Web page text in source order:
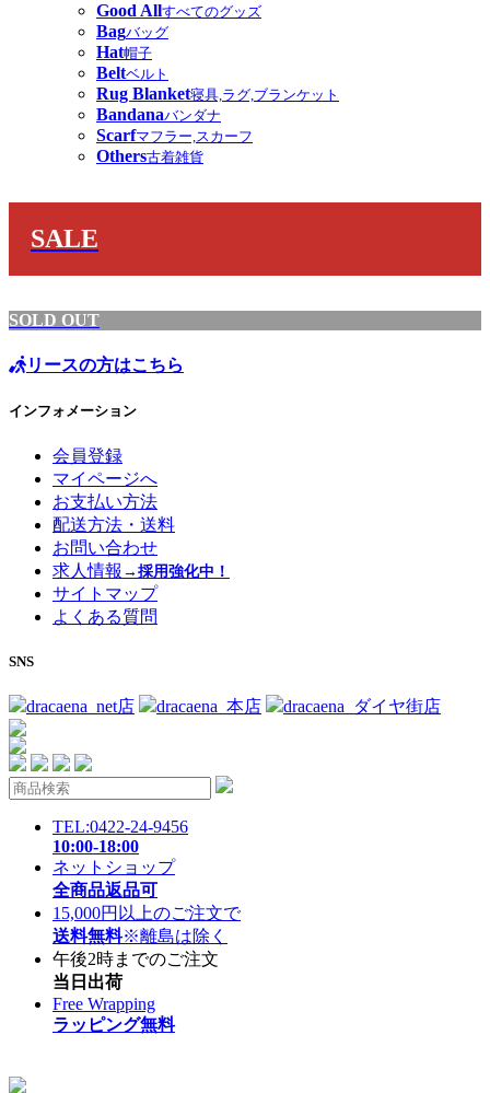
Good Allすべてのグッズ
Bagバッグ
Hat帽子
Beltベルト
Rug Blanket寝具,ラグ,ブランケット
Bandanaバンダナ
Scarfマフラー,スカーフ
Others古着雑貨
SALE
SOLD OUT
リースの方はこちら
インフォメーション
会員登録
マイページへ
お支払い方法
配送方法・送料
お問い合わせ
求人情報 →採用強化中！
サイトマップ
よくある質問
SNS
dracaena_net店 dracaena_本店 dracaena_ダイヤ街店
TEL:0422-24-9456
10:00-18:00
ネットショップ
全商品返品可
15,000円以上のご注文で
送料無料※離島は除く
午後2時までのご注文
当日出荷
Free Wrapping
ラッピング無料